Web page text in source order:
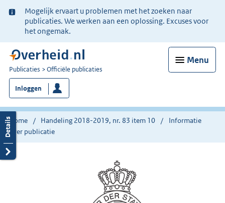
Ter
informatie:
Mogelijk ervaart u problemen met het zoeken naar
publicaties. We werken aan een oplossing. Excuses voor
het ongemak.
Menu
U
bent
nu
hier:
Publicaties Officiële publicaties
Inloggen
Home Handeling 2018-2019, nr. 83 item 10
Informatie
over publicatie